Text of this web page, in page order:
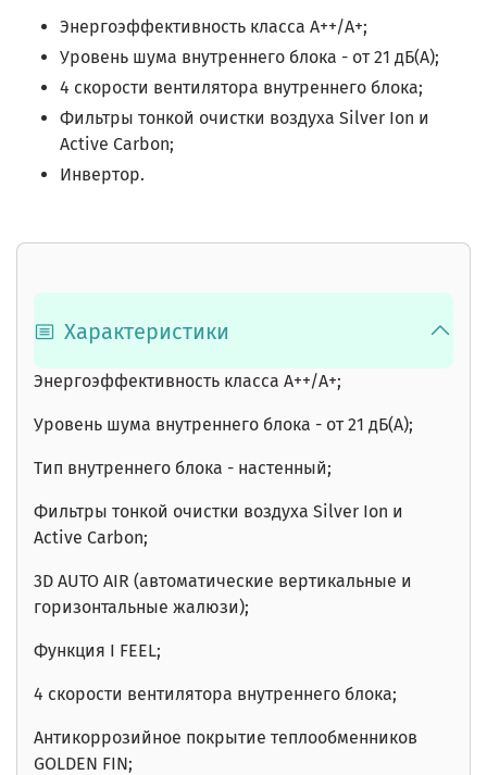
Энергоэффективность класса А++/A+;
Уровень шума внутреннего блока - от 21 дБ(A);
4 скорости вентилятора внутреннего блока;
Фильтры тонкой очистки воздуха Silver Ion и
Active Carbon;
Инвертор.
Характеристики
Энергоэффективность класса А++/A+;
Уровень шума внутреннего блока - от 21 дБ(A);
Тип внутреннего блока - настенный;
Фильтры тонкой очистки воздуха Silver Ion и
Active Carbon;
3D AUTO AIR (автоматические вертикальные и
горизонтальные жалюзи);
Функция I FEEL;
4 скорости вентилятора внутреннего блока;
Антикоррозийное покрытие теплообменников
GOLDEN FIN;